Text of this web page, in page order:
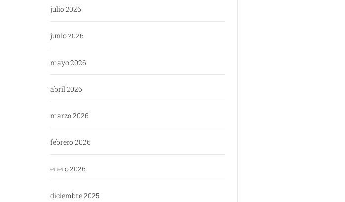
julio 2026
junio 2026
mayo 2026
abril 2026
marzo 2026
febrero 2026
enero 2026
diciembre 2025